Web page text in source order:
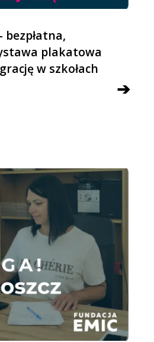
bezpłatna,
plakatowa
w szkołach
➔